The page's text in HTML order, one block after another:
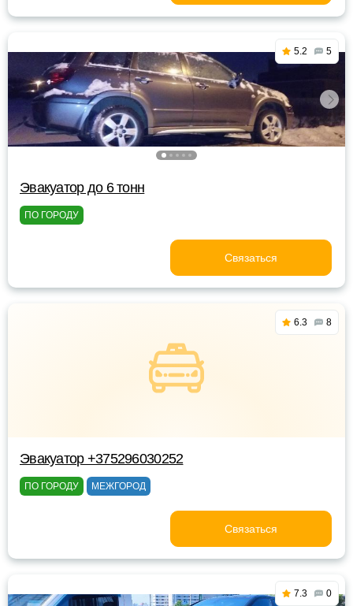
5.2 5
Эвакуатор до 6 тонн
ПО ГОРОДУ
Связаться
6.3 8
Эвакуатор +375296030252
ПО ГОРОДУ МЕЖГОРОД
Связаться
7.3 0